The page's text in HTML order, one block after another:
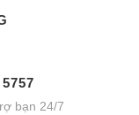
bạn 24/7